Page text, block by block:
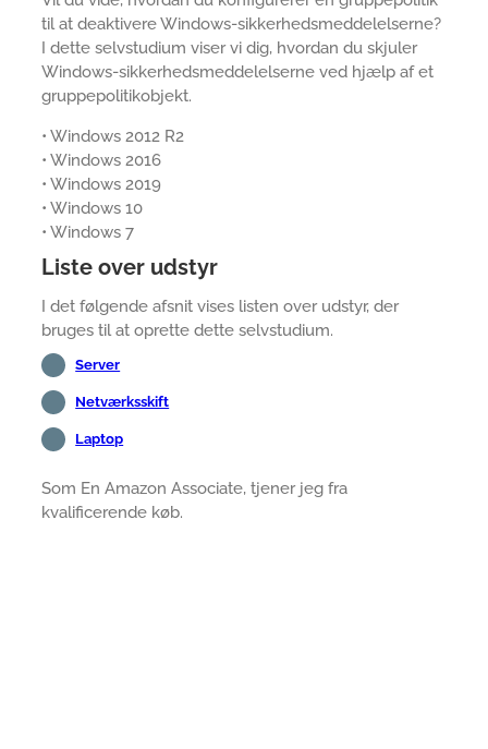
til at deaktivere Windows-sikkerhedsmeddelelserne?
I dette selvstudium viser vi dig, hvordan du skjuler
Windows-sikkerhedsmeddelelserne ved hjælp af et
gruppepolitikobjekt.
• Windows 2012 R2
• Windows 2016
• Windows 2019
• Windows 10
• Windows 7
Liste over udstyr
I det følgende afsnit vises listen over udstyr, der
bruges til at oprette dette selvstudium.
Server
Netværksskift
Laptop
Som En Amazon Associate, tjener jeg fra
kvalificerende køb.